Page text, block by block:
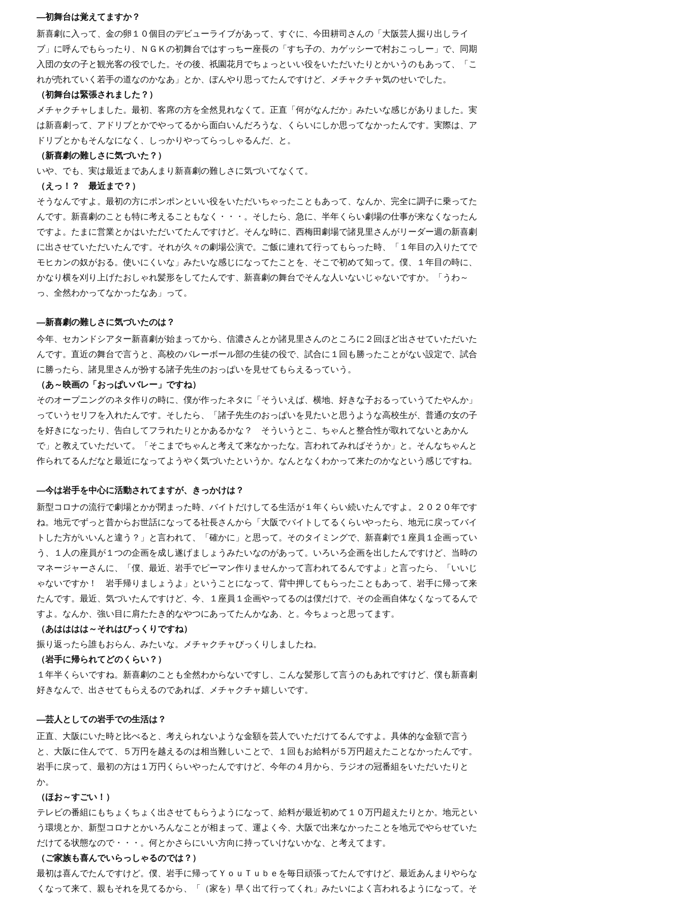
―初舞台は覚えてますか？
新喜劇に入って、金の卵１０個目のデビューライブがあって、すぐに、今田耕司さんの「大阪芸人掘り出しライ
ブ」に呼んでもらったり、ＮＧＫの初舞台ではすっちー座長の「すち子の、カゲッシーで村おこっしー」で、同期
入団の女の子と観光客の役でした。その後、祇園花月でちょっといい役をいただいたりとかいうのもあって、「こ
れが売れていく若手の道なのかなあ」とか、ぼんやり思ってたんですけど、メチャクチャ気のせいでした。
（初舞台は緊張されました？）
メチャクチャしました。最初、客席の方を全然見れなくて。正直「何がなんだか」みたいな感じがありました。実
は新喜劇って、アドリブとかでやってるから面白いんだろうな、くらいにしか思ってなかったんです。実際は、ア
ドリブとかもそんなになく、しっかりやってらっしゃるんだ、と。
（新喜劇の難しさに気づいた？）
いや、でも、実は最近まであんまり新喜劇の難しさに気づいてなくて。
（えっ！？ 最近まで？）
そうなんですよ。最初の方にポンポンといい役をいただいちゃったこともあって、なんか、完全に調子に乗ってた
んです。新喜劇のことも特に考えることもなく・・・。そしたら、急に、半年くらい劇場の仕事が来なくなったん
ですよ。たまに営業とかはいただいてたんですけど。そんな時に、西梅田劇場で諸見里さんがリーダー週の新喜劇
に出させていただいたんです。それが久々の劇場公演で。ご飯に連れて行ってもらった時、「１年目の入りたてで
モヒカンの奴がおる。使いにくいな」みたいな感じになってたことを、そこで初めて知って。僕、１年目の時に、
かなり横を刈り上げたおしゃれ髪形をしてたんです、新喜劇の舞台でそんな人いないじゃないですか。「うわ～
っ、全然わかってなかったなあ」って。
―新喜劇の難しさに気づいたのは？
今年、セカンドシアター新喜劇が始まってから、信濃さんとか諸見里さんのところに２回ほど出させていただいた
んです。直近の舞台で言うと、高校のバレーボール部の生徒の役で、試合に１回も勝ったことがない設定で、試合
に勝ったら、諸見里さんが扮する諸子先生のおっぱいを見せてもらえるっていう。
（あ～映画の「おっぱいバレー」ですね）
そのオープニングのネタ作りの時に、僕が作ったネタに「そういえば、横地、好きな子おるっていうてたやんか」
っていうセリフを入れたんです。そしたら、「諸子先生のおっぱいを見たいと思うような高校生が、普通の女の子
を好きになったり、告白してフラれたりとかあるかな？ そういうとこ、ちゃんと整合性が取れてないとあかん
で」と教えていただいて。「そこまでちゃんと考えて来なかったな。言われてみればそうか」と。そんなちゃんと
作られてるんだなと最近になってようやく気づいたというか。なんとなくわかって来たのかなという感じですね。
―今は岩手を中心に活動されてますが、きっかけは？
新型コロナの流行で劇場とかが閉まった時、バイトだけしてる生活が１年くらい続いたんですよ。２０２０年です
ね。地元でずっと昔からお世話になってる社長さんから「大阪でバイトしてるくらいやったら、地元に戻ってバイ
トした方がいいんと違う？」と言われて、「確かに」と思って。そのタイミングで、新喜劇で１座員１企画ってい
う、１人の座員が１つの企画を成し遂げましょうみたいなのがあって。いろいろ企画を出したんですけど、当時の
マネージャーさんに、「僕、最近、岩手でピーマン作りませんかって言われてるんですよ」と言ったら、「いいじ
ゃないですか！ 岩手帰りましょうよ」ということになって、背中押してもらったこともあって、岩手に帰って来
たんです。最近、気づいたんですけど、今、１座員１企画やってるのは僕だけで、その企画自体なくなってるんで
すよ。なんか、強い目に肩たたき的なやつにあってたんかなあ、と。今ちょっと思ってます。
（あはははは～それはびっくりですね）
振り返ったら誰もおらん、みたいな。メチャクチャびっくりしましたね。
（岩手に帰られてどのくらい？）
１年半くらいですね。新喜劇のことも全然わからないですし、こんな髪形して言うのもあれですけど、僕も新喜劇
好きなんで、出させてもらえるのであれば、メチャクチャ嬉しいです。
―芸人としての岩手での生活は？
正直、大阪にいた時と比べると、考えられないような金額を芸人でいただけてるんですよ。具体的な金額で言う
と、大阪に住んでて、５万円を越えるのは相当難しいことで、１回もお給料が５万円超えたことなかったんです。
岩手に戻って、最初の方は１万円くらいやったんですけど、今年の４月から、ラジオの冠番組をいただいたりと
か。
（ほお～すごい！）
テレビの番組にもちょくちょく出させてもらうようになって、給料が最近初めて１０万円超えたりとか。地元とい
う環境とか、新型コロナとかいろんなことが相まって、運よく今、大阪で出来なかったことを地元でやらせていた
だけてる状態なので・・・。何とかさらにいい方向に持っていけないかな、と考えてます。
（ご家族も喜んでいらっしゃるのでは？）
最初は喜んでたんですけど。僕、岩手に帰ってＹｏｕＴｕｂｅを毎日頑張ってたんですけど、最近あんまりやらな
くなって来て、親もそれを見てるから、「（家を）早く出て行ってくれ」みたいによく言われるようになって。そ